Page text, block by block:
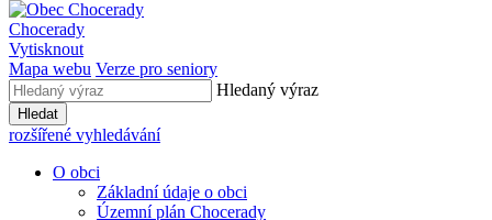
Chocerady
Vytisknout
Mapa webu Verze pro seniory
Hledaný výraz
Hledat
rozšířené vyhledávání
O obci
Základní údaje o obci
Územní plán Chocerady